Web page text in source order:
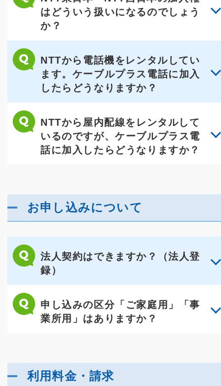
はどういう扱いになるのでしょう
か？
NTTから電話機をレンタルしてい
ます。ケーブルプラス電話に加入
したらどうなりますか？
NTTから屋内配線をレンタルして
いるのですが、ケーブルプラス電
話に加入したらどうなりますか？
お申し込みについて
法人契約はできますか？（法人登
録）
申し込みの区分「ご家庭用」「事
業所用」はありますか？
利用料金・請求